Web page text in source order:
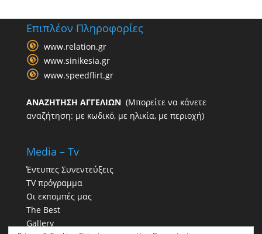
Επιπλέον Πληροφορίες
www.relation.gr
www.sinikesia.gr
www.speedflirt.gr
ΑΝΑΖΗΤΗΣΗ ΑΓΓΕΛΙΩΝ(Μπορείτε να κάνετε
αναζήτηση: με κωδικό, με ηλικία, με περιοχή)
Media – Tv
Έντυπες Συνεντεύξεις
TV πρόγραμμα
Οι εκπομπές μας
The Best
Gallery